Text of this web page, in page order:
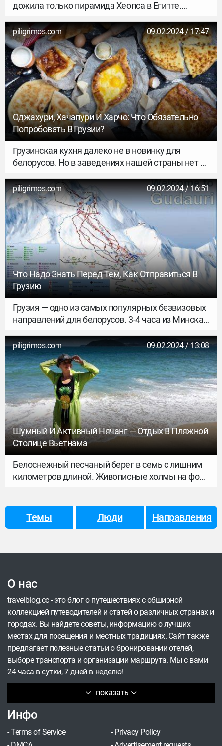
дожила только пирамида Хеопса в Египте.
Остальные архитектурные памятники древности
сейчас можем увидеть разве что на картинках.
Хотя и стоит признать, что они умело
воссозданы учеными по описаниям из разных
источников. Но без движения вперед не бывает
будущего. И в 2007 году организация New Open
World Corporation провела голосование, чтобы
выбрать семь современных чудес света. В
опросе поучаствовали около 100 миллионов
человек. Именно они и определили новый топ. А
мы же расскажем, какие объекты в него вошли.
piligrimos.com 09.02.2024 / 17:47
Оджахури, Хачапури И Харчо: Что Обязательно
Попробовать В Грузии?
Грузинская кухня далеко не в новинку для
белорусов. Но в заведениях нашей страны нет и
половины блюд, которые можно попробовать
непосредственно в местных заведениях. Я
опущу вино и чачу, а также чурчхелу и орехи, о
них уже рассказала в этом материале. Сейчас
представлю подборку блюд, на которые стоит
обратить внимание в Грузии.
piligrimos.com 09.02.2024 / 16:51
Что Надо Знать Перед Тем, Как Отправиться В
Грузию
Грузия — одно из самых популярных безвизовых
направлений для белорусов. 3-4 часа из Минска
на самолете и ты на родине чурчхелы и
хинкалей. В этой удивительной стране можно
совместить и отдых на море, и отдых в горах. А
если вы поклонник экскурсионных туров, то и в
этом случае сложностей в составлении
программы не возникнет. Я поделюсь с вами
моими наблюдениями в этом гайде.
piligrimos.com 09.02.2024 / 13:08
Шумный И Активный Нячанг — Отдых В Пляжной
Столице Вьетнама
Белоснежный песчаный берег в семь с лишним
километров длиной. Живописные холмы на фоне
лазурной воды. Экзотическая природа и
виндсерфинг и парасейлинг. Памятники
архитектуры и бурная жизнь большого города.
Темы Люди Направления
О нас
показать
travelblog.cc - это блог о путешествиях с обширной
коллекцией путеводителей и статей о различных странах и
городах. Вы найдете советы, информацию о лучших
местах для посещения и местных традициях. Сайт также
предлагает полезные статьи о бронировании отелей,
выборе транспорта и организации маршрута. Мы с вами
24 часа в сутки, 7 дней в неделю!
Инфо
-Terms of Service - Privacy Policy